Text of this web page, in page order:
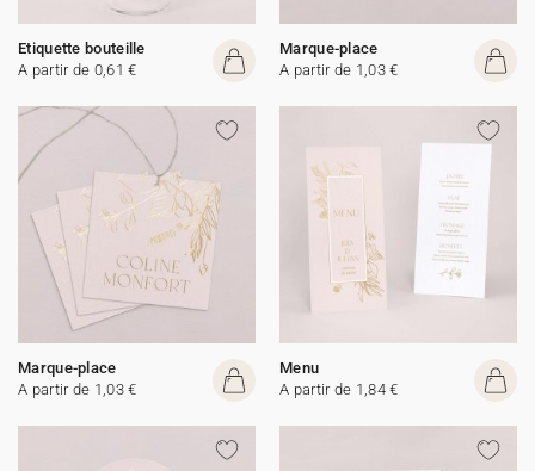
Etiquette bouteille
A partir de 0,61 €
Marque-place
A partir de 1,03 €
Marque-place
A partir de 1,03 €
Menu
A partir de 1,84 €